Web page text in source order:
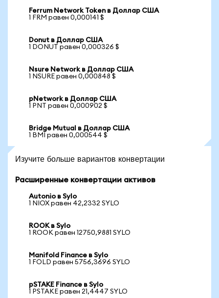
Ferrum Network Token в Доллар США
1 FRM равен 0,000141 $
Donut в Доллар США
1 DONUT равен 0,000326 $
Nsure Network в Доллар США
1 NSURE равен 0,000848 $
pNetwork в Доллар США
1 PNT равен 0,000902 $
Bridge Mutual в Доллар США
1 BMI равен 0,000544 $
Изучите больше вариантов конвертации
Расширенные конвертации активов
Autonio в Sylo
1 NIOX равен 42,2332 SYLO
ROOK в Sylo
1 ROOK равен 12750,9881 SYLO
Manifold Finance в Sylo
1 FOLD равен 5756,3696 SYLO
pSTAKE Finance в Sylo
1 PSTAKE равен 21,4447 SYLO